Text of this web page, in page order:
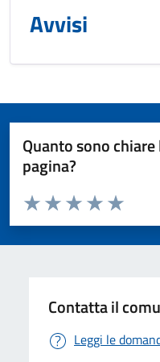
Avvisi
Quanto sono
pagina?
Valuta da 1 a 5 stelle la pagina
Valuta 5
Valuta 4
Valuta 3 stelle
Valuta 2 stelle su 5
Valuta 1 stelle su 5
Contatta il
Leggi le